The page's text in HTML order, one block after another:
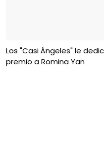
Los "Casi Ángeles" le
premio a Romina Yan